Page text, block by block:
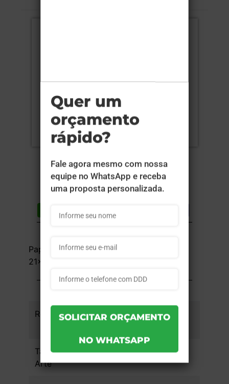
Papel Kraft 90g - Sem Impressão -
21x36x10cm - Sem Verniz - 100 unid
INFORMAÇÕES DO PRODUTO
Referência
da59b4ccaf7233 -
100un
Tamanho da
Arte
21x36x10cm